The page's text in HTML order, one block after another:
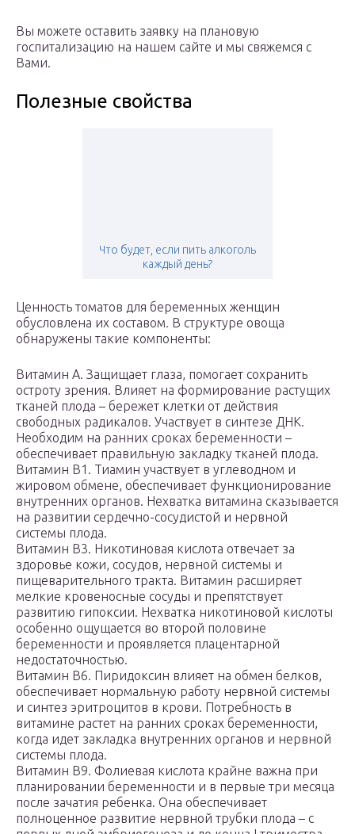
Вы можете оставить заявку на плановую
госпитализацию на нашем сайте и мы свяжемся с
Вами.
Полезные свойства
Что будет, если пить алкоголь
каждый день?
Ценность томатов для беременных женщин
обусловлена их составом. В структуре овоща
обнаружены такие компоненты:
Витамин A. Защищает глаза, помогает сохранить
остроту зрения. Влияет на формирование растущих
тканей плода – бережет клетки от действия
свободных радикалов. Участвует в синтезе ДНК.
Необходим на ранних сроках беременности –
обеспечивает правильную закладку тканей плода.
Витамин B1. Тиамин участвует в углеводном и
жировом обмене, обеспечивает функционирование
внутренних органов. Нехватка витамина сказывается
на развитии сердечно-сосудистой и нервной
системы плода.
Витамин B3. Никотиновая кислота отвечает за
здоровье кожи, сосудов, нервной системы и
пищеварительного тракта. Витамин расширяет
мелкие кровеносные сосуды и препятствует
развитию гипоксии. Нехватка никотиновой кислоты
особенно ощущается во второй половине
беременности и проявляется плацентарной
недостаточностью.
Витамин B6. Пиридоксин влияет на обмен белков,
обеспечивает нормальную работу нервной системы
и синтез эритроцитов в крови. Потребность в
витамине растет на ранних сроках беременности,
когда идет закладка внутренних органов и нервной
системы плода.
Витамин B9. Фолиевая кислота крайне важна при
планировании беременности и в первые три месяца
после зачатия ребенка. Она обеспечивает
полноценное развитие нервной трубки плода – с